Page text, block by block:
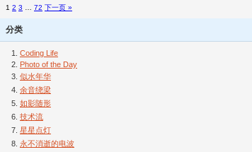
1 2 3 72 下一页 »
分类
Coding Life
Photo of the Day
似水年华
余音绕梁
如影随形
技术流
星星点灯
永不消逝的电波